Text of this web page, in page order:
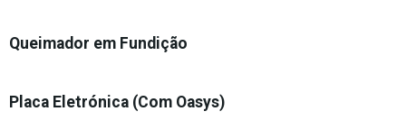
Queimador em Fundição
Placa Eletrónica (Com Oasys)